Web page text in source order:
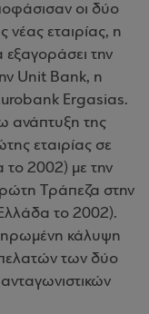
οι δύο
νέας εταιρίας, η
την
Unit Bank, η
Ergasias.
ανάπτυξη της
εταιρίας σε
το 2002) με την
Tράπεζα στην
το 2002).
κάλυψη
των δύο